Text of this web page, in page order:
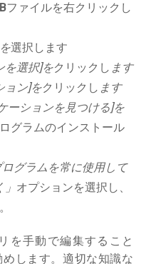
ファイルを右クリックし
選択します
を選択]をクリックし ます
ョン]をクリックし ます
ーションを見つける]を
グラムのインストール
ログラムを常に使用して
オプションを選択し、
を手動で編集すること
します。適切な知識な